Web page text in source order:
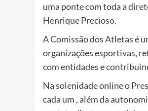
uma ponte com toda a
Henrique Precioso.
A Comissão dos Atletas é
organizações esportivas,
com entidades e
Na solenidade online o
cada um , além da